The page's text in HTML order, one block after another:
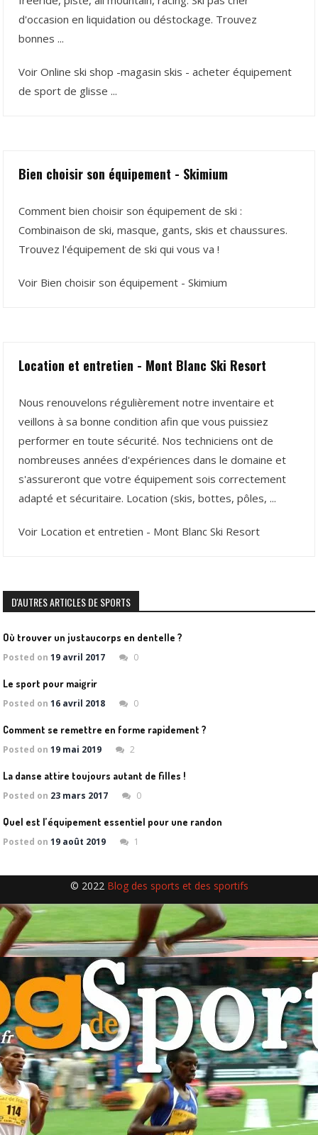
d'occasion en liquidation ou déstockage. Trouvez
bonnes ...
Voir Online ski shop -magasin skis - acheter équipement
de sport de glisse ...
Bien choisir son équipement - Skimium
Comment bien choisir son équipement de ski :
Combinaison de ski, masque, gants, skis et chaussures.
Trouvez l'équipement de ski qui vous va !
Voir Bien choisir son équipement - Skimium
Location et entretien - Mont Blanc Ski Resort
Nous renouvelons régulièrement notre inventaire et
veillons à sa bonne condition afin que vous puissiez
performer en toute sécurité. Nos techniciens ont de
nombreuses années d'expériences dans le domaine et
s'assureront que votre équipement sois correctement
adapté et sécuritaire. Location (skis, bottes, pôles, ...
Voir Location et entretien - Mont Blanc Ski Resort
D'AUTRES ARTICLES DE SPORTS
Où trouver un justaucorps en dentelle ?
Posted on19 avril 2017 0
Le sport pour maigrir
Posted on16 avril 2018 0
Comment se remettre en forme rapidement ?
Posted on19 mai 2019 2
La danse attire toujours autant de filles !
Posted on 23 mars 2017 0
Posted on19 août 2019 1
© 2022 Blog des sports et des sportifs